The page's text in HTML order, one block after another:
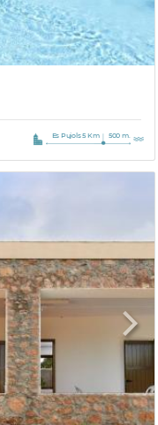
Es Pujols 5 Km 500 m.
Next